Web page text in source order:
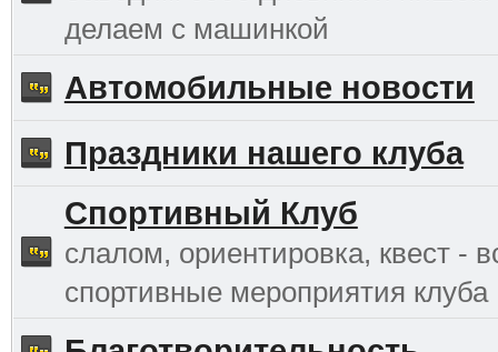
делаем с машинкой
Автомобильные новости
Праздники нашего клуба
Спортивный Клуб
слалом, ориентировка, квест -
спортивные мероприятия клуба